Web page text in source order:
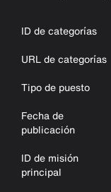
ID de categorías
URL de categorías
Tipo de puesto
Fecha de
publicación
ID de misión
principal